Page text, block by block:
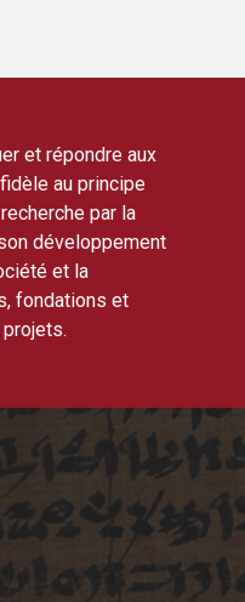
et répondre aux
au principe
par la
développement
et la
fondations et